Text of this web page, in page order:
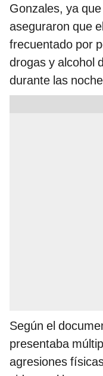
Gonzales, ya
aseguraron que
frecuentado por
drogas y alcohol
durante las
Según el
presentaba
agresiones